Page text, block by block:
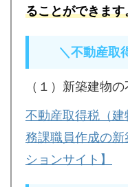
ることができます
＼不動産取
（１）新築建物
不動産取得税（
務課職員作成の
ションサイト】